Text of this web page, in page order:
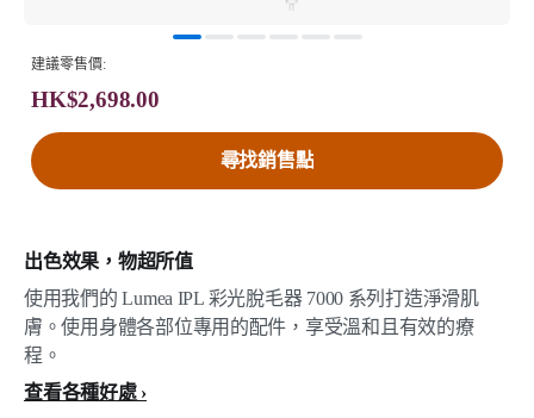
出色效果，物超所值
使用我們的 Lumea IPL 彩光脫毛器 7000 系列打造淨滑肌
膚。使用身體各部位專用的配件，享受溫和且有效的療
程。
查看各種好處
建議零售價:
HK$2,698.00
尋找銷售點